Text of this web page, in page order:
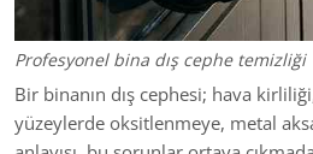
Profesyonel bina dış cephe temizliği
Bir binanın dış cephesi; hava
yüzeylerde oksitlenmeye, metal